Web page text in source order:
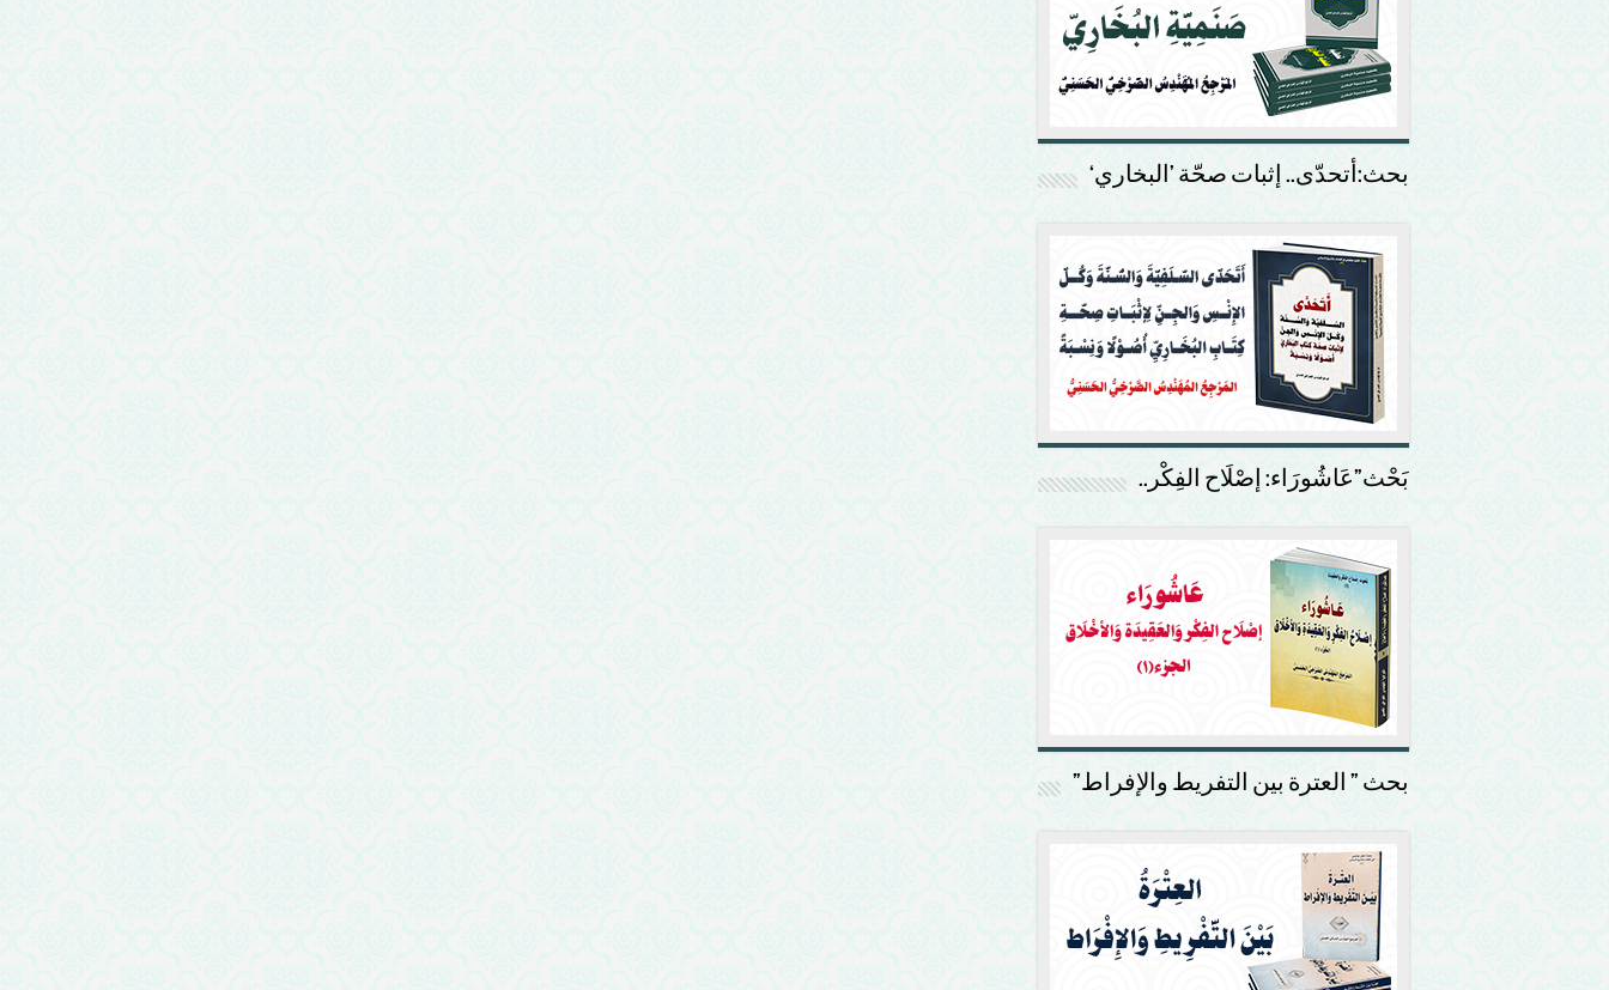
بحث:أتحدّى.. إثبات صحّة ’البخاري‘
بَحْث”عَاشُورَاء: إصْلَاح الفِكْر..
بحث ” العترة بين التفريط والإفراط”